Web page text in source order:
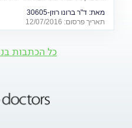
מאת: ד"ר ברונו רוזן-30605
תאריך פרסום: 12/07/2016
כל הכתבות